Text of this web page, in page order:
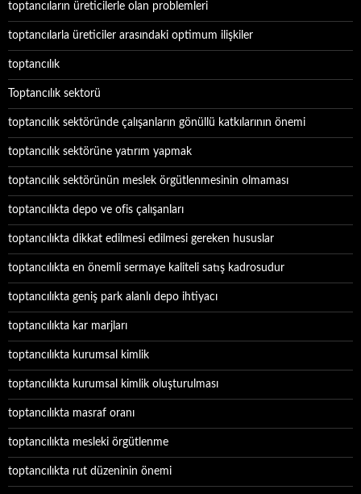
toptancıların üreticilerle olan problemleri
toptancılarla üreticiler arasındaki optimum ilişkiler
toptancılık
Toptancılık sektorü
toptancılık sektöründe çalışanların gönüllü katkılarının önemi
toptancılık sektörüne yatırım yapmak
toptancılık sektörünün meslek örgütlenmesinin olmaması
toptancılıkta depo ve ofis çalışanları
toptancılıkta dikkat edilmesi edilmesi gereken hususlar
toptancılıkta en önemli sermaye kaliteli satış kadrosudur
toptancılıkta geniş park alanlı depo ihtiyacı
toptancılıkta kar marjları
toptancılıkta kurumsal kimlik
toptancılıkta kurumsal kimlik oluşturulması
toptancılıkta masraf oranı
toptancılıkta mesleki örgütlenme
toptancılıkta rut düzeninin önemi